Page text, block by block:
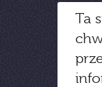
Ta